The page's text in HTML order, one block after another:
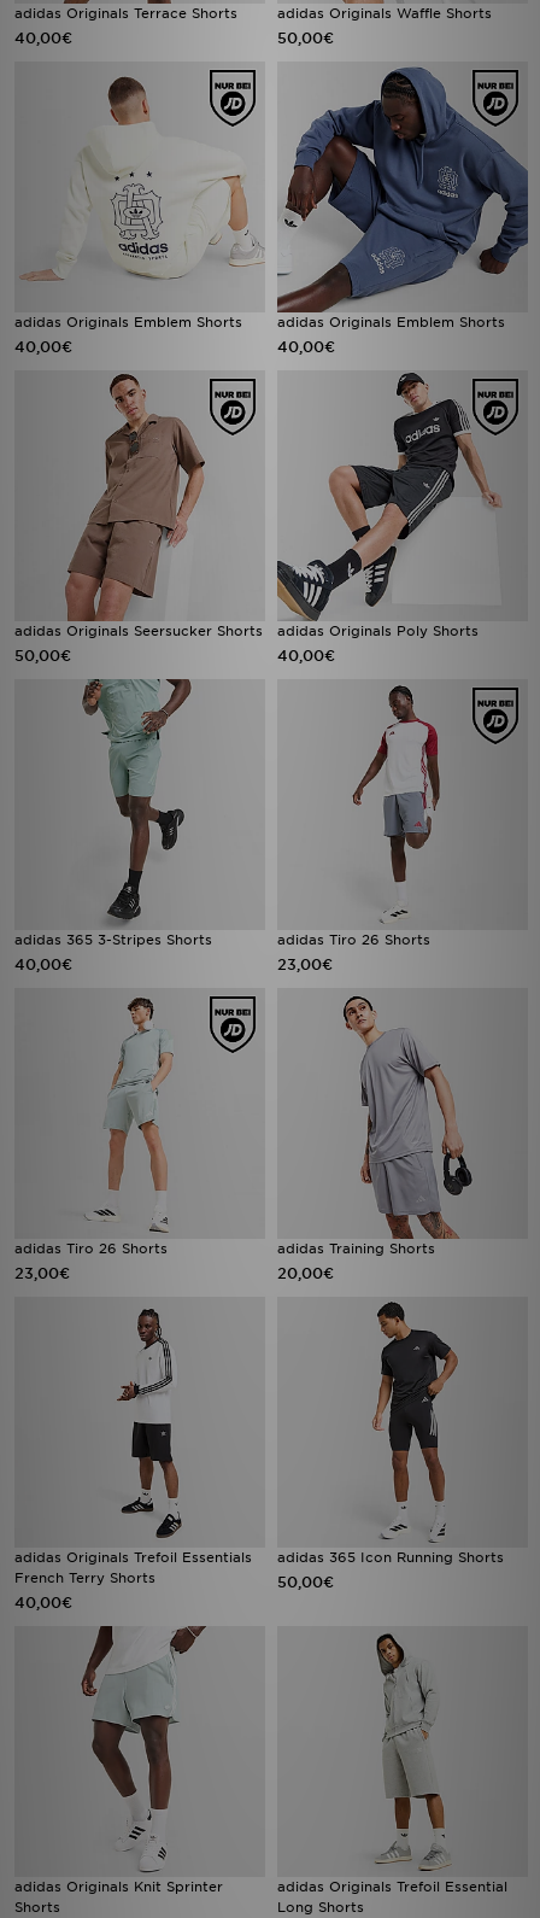
adidas Originals Terrace Shorts
40,00€
adidas Originals Waffle Shorts
50,00€
adidas Originals Emblem Shorts
40,00€
adidas Originals Emblem Shorts
40,00€
adidas Originals Seersucker Shorts
50,00€
adidas Originals Poly Shorts
40,00€
adidas 365 3-Stripes Shorts
40,00€
adidas Tiro 26 Shorts
23,00€
adidas Tiro 26 Shorts
23,00€
adidas Training Shorts
20,00€
adidas Originals Trefoil Essentials
French Terry Shorts
40,00€
adidas 365 Icon Running Shorts
50,00€
adidas Originals Knit Sprinter
Shorts
adidas Originals Trefoil Essential
Long Shorts